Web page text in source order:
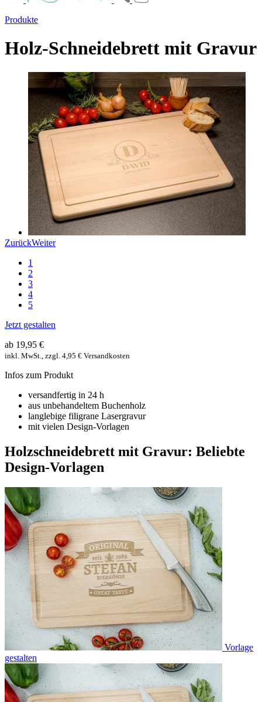
Produkte
Holz-Schneidebrett mit Gravur
ZurückWeiter
1
2
3
4
5
Jetzt gestalten
ab 19,95 €
inkl. MwSt., zzgl. 4,95 € Versandkosten
Infos zum Produkt
versandfertig in 24 h
aus unbehandeltem Buchenholz
langlebige filigrane Lasergravur
mit vielen Design-Vorlagen
Holzschneidebrett mit Gravur: Beliebte
Design-Vorlagen
Vorlage
gestalten